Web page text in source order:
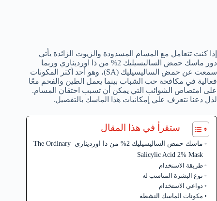
إذا كنت تتعامل مع المسام المسدودة والزيوت الزائدة يأتي
دور ماسك حمض الساليسيليك 2% من ذا اورديناري وربما
سمعت عن حمض الساليسيليك (SA)، وهو أحد أكثر المكونات
فعالية في مكافحة حب الشباب بينما يعمل الطين والفحم معًا
على امتصاص الشوائب التي يمكن أن تسبب احتقان المسام.
لذل دعنا نتعرف علي إمكانيات هذا الماسك بالتفصيل.
ستقرأ في هذا المقال
ماسك حمض الساليسيليك 2% من ذا اورديناري The Ordinary
Salicylic Acid 2% Mask
طريقة الاستخدام
نوع البشرة المناسب له
دواعي الاستخدام
مكونات الماسك النشطة